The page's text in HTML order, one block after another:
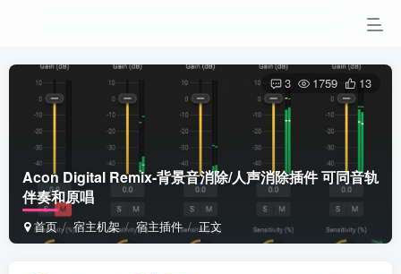
Acon Digital Remix-背景音消除/人声消除插件 可同音轨
伴奏和原唱
首页 宿主机架 宿主插件 正文
3 1759 13